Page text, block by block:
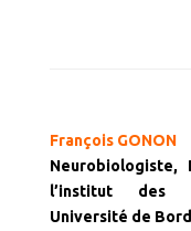
François GONON
Neurobiologiste,
l’institut des
Université de